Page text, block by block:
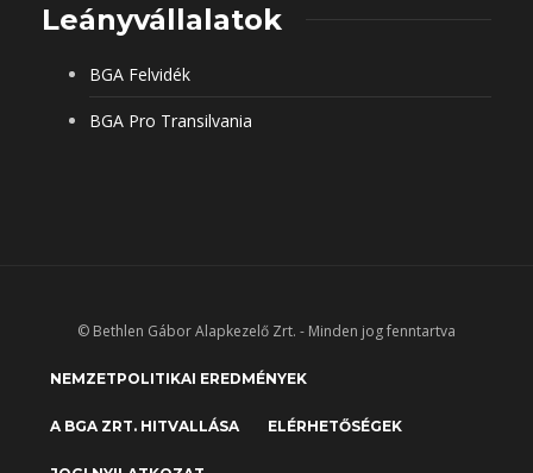
Leányvállalatok
BGA Felvidék
BGA Pro Transilvania
© Bethlen Gábor Alapkezelő Zrt. - Minden jog fenntartva
NEMZETPOLITIKAI EREDMÉNYEK
A BGA ZRT. HITVALLÁSA ELÉRHETŐSÉGEK